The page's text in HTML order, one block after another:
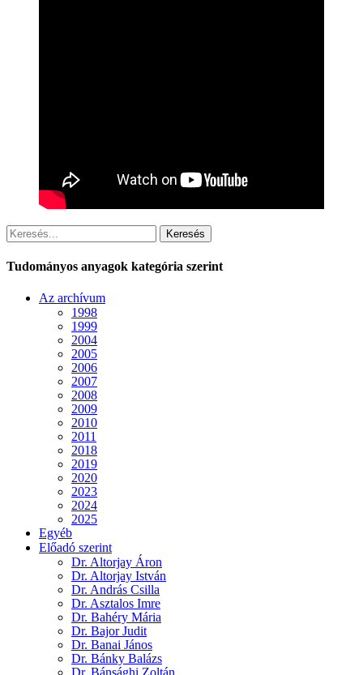
Keresés
Tudományos anyagok kategória szerint
Az archívum
1998
1999
2004
2005
2006
2007
2008
2009
2010
2011
2018
2019
2020
2023
2024
2025
Egyéb
Előadó szerint
Dr. Altorjay Áron
Dr. Altorjay István
Dr. András Csilla
Dr. Asztalos Imre
Dr. Bahéry Mária
Dr. Bajor Judit
Dr. Banai János
Dr. Bánky Balázs